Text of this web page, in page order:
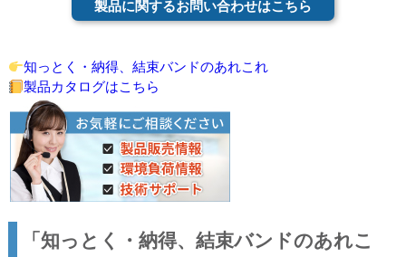
製品に関するお問い合わせはこちら
知っとく・納得、結束バンドのあれこれ
製品カタログはこちら
「知っとく・納得、結束バンドのあれこ